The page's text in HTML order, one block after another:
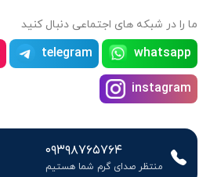
ما را در شبکه های اجتماعی دنبال کنید
whatsapp
telegram
instagram
۰۹۳۹۸۷۶۵۷۶۴
منتظر صدای گرم شما هستیم